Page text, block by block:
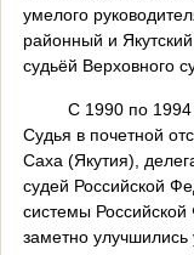
умелого
районный и
судьёй Верховного
С 1990 по
Судья в почетной
Саха (Якутия),
судей Российской
системы Российской
заметно улучшились